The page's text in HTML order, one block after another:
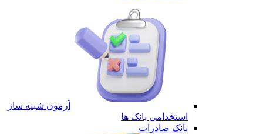
آزمون شبیه ساز
استخدامی بانک ها
بانک صادرات